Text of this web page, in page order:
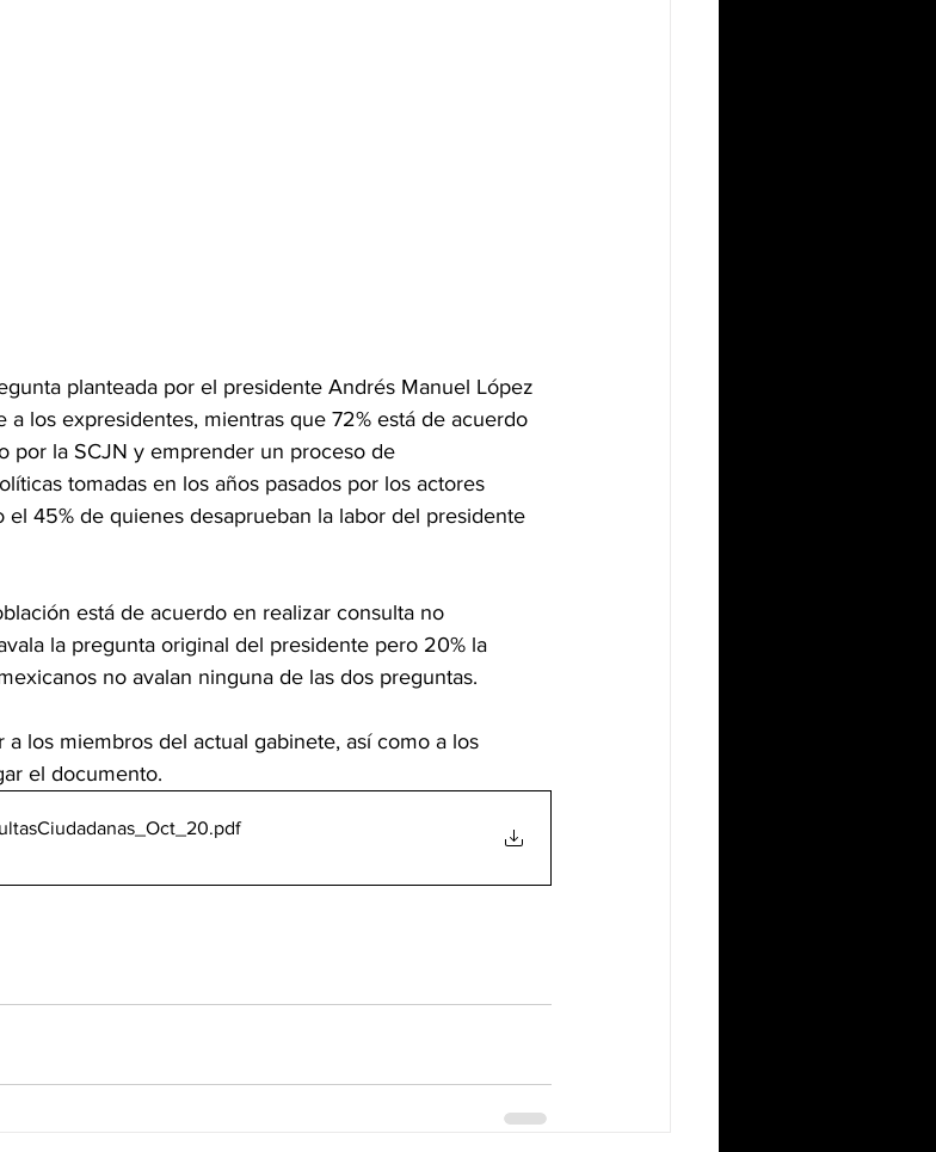
planteada por el presidente Andrés Manuel López
los expresidentes, mientras que 72% está de acuerdo
por la SCJN y emprender un proceso de
tomadas en los años pasados por los actores
45% de quienes desaprueban la labor del presidente
está de acuerdo en realizar consulta no
la pregunta original del presidente pero 20% la
no avalan ninguna de las dos preguntas.
a los miembros del actual gabinete, así como a los
el documento.
.pdf